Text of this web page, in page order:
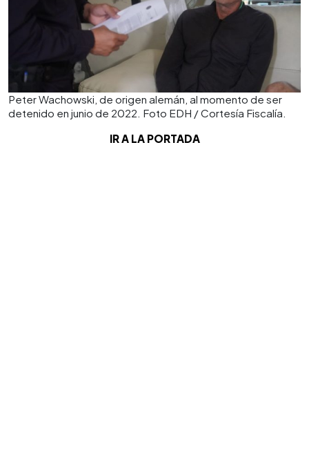
Peter Wachowski, de origen alemán, al momento de ser
detenido en junio de 2022. Foto EDH / Cortesía Fiscalía.
IR A LA PORTADA